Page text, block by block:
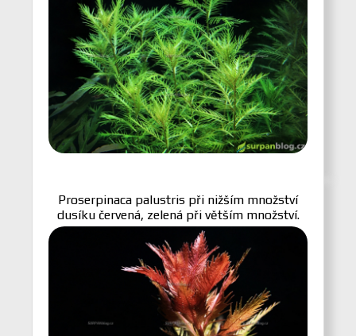
Proserpinaca palustris při nižším množství
dusíku červená, zelená při větším množství.